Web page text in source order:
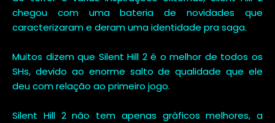
chegou com uma bateria de novidades que
caracterizaram e deram uma identidade pra saga.
Muitos dizem que Silent Hill 2 é o melhor de todos os
SHs, devido ao enorme salto de qualidade que ele
deu com relação ao primeiro jogo.
Silent Hill 2 não tem apenas gráficos melhores, a